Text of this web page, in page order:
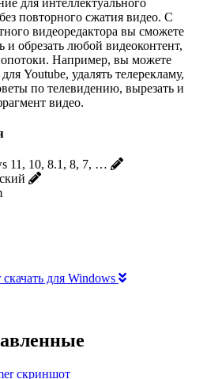
повторного сжатия видео. С
видеоредактора вы сможете
и обрезать любой видеоконтент,
Например, вы можете
Youtube, удалять телерекламу,
по телевидению, вырезать и
видео.
11, 10, 8.1, 8, 7, …
для Windows